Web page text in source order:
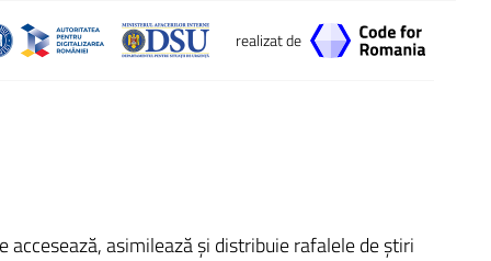
realizat de
asimilează și distribuie rafalele de știri